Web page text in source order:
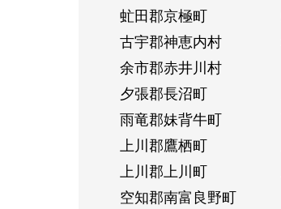
虻田郡京極町
古宇郡神恵内村
余市郡赤井川村
夕張郡長沼町
雨竜郡妹背牛町
上川郡鷹栖町
上川郡上川町
空知郡南富良野町